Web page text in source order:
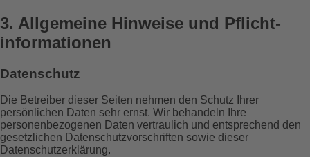
3. Allgemeine Hinweise und Pflicht­
informationen
Datenschutz
Die Betreiber dieser Seiten nehmen den Schutz Ihrer
persönlichen Daten sehr ernst. Wir behandeln Ihre
personenbezogenen Daten vertraulich und entsprechend den
gesetzlichen Datenschutzvorschriften sowie dieser
Datenschutzerklärung.